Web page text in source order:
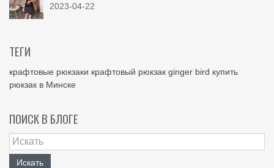
2023-04-22
ТЕГИ
крафтовые рюкзаки крафтовый рюкзак ginger bird купить
рюкзак в Минске
ПОИСК В БЛОГЕ
Искать